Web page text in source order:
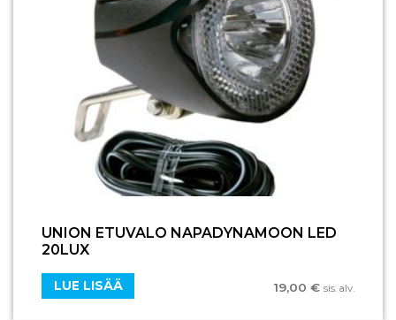
UNION ETUVALO NAPADYNAMOON LED
20LUX
19,00 € sis. alv.
LUE LISÄÄ